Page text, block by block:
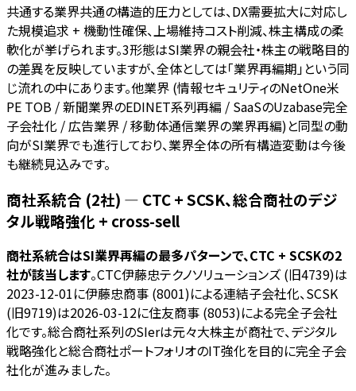
共通する業界共通の構造的圧力としては、DX需要拡大に対応し
た規模追求 + 機動性確保、上場維持コスト削減、株主構成の柔
軟化が挙げられます。3形態はSI業界の親会社・株主の戦略目的
の差異を反映していますが、全体としては「業界再編期」という同
じ流れの中にあります。他業界 (情報セキュリティのNetOne米
PE TOB / 新聞業界のEDINET系列再編 / SaaSのUzabase完全
子会社化 / 広告業界 / 移動体通信業界の業界再編)と同型の動
向がSI業界でも進行しており、業界全体の所有構造変動は今後
も継続見込みです。
商社系統合 (2社) — CTC + SCSK、総合商社のデジ
タル戦略強化 + cross-sell
商社系統合はSI業界再編の最多パターンで、CTC + SCSKの2
社が該当します。CTC伊藤忠テクノソリューションズ (旧4739)は
2023-12-01に伊藤忠商事 (8001)による連結子会社化、SCSK
(旧9719)は2026-03-12に住友商事 (8053)による完全子会社
化です。総合商社系列のSIerは元々大株主が商社で、デジタル
戦略強化と総合商社ポートフォリオのIT強化を目的に完全子会
社化が進みました。